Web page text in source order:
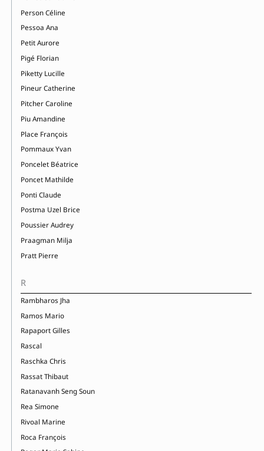
Person Céline
Pessoa Ana
Petit Aurore
Pigé Florian
Piketty Lucille
Pineur Catherine
Pitcher Caroline
Piu Amandine
Place François
Pommaux Yvan
Poncelet Béatrice
Poncet Mathilde
Ponti Claude
Postma Uzel Brice
Poussier Audrey
Praagman Milja
Pratt Pierre
R
Rambharos Jha
Ramos Mario
Rapaport Gilles
Rascal
Raschka Chris
Rassat Thibaut
Ratanavanh Seng Soun
Rea Simone
Rivoal Marine
Roca François